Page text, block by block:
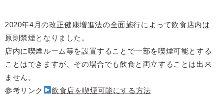
2020年4月の改正健康増進法の全面施行によって飲食店内は
原則禁煙となりました。
店内に喫煙ルーム等を設置することで一部を喫煙可能とする
ことはできますが、その場合でも飲食と両立することは出来
ません。
参考リンク
飲食店を喫煙可能にする方法